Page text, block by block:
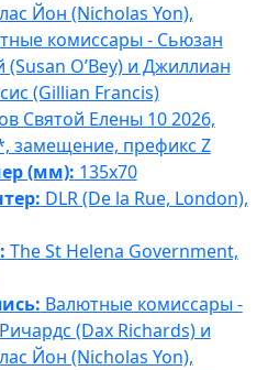
Йон (Nicholas Yon),
комиссары - Сьюзан
O’Bey) и Джиллиан
(Gillian Francis)
Святой Елены 10 2026,
замещение, префикс Z
(мм): 135x70
DLR (De la Rue, London),
The St Helena Government,
Валютные комиссары -
(Dax Richards) и
Йон (Nicholas Yon),